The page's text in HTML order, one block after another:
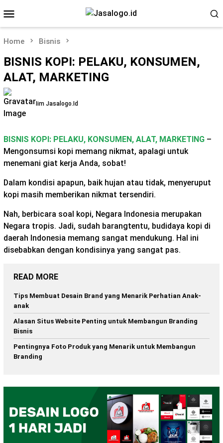
to
contentMenu
Home Bisnis
BISNIS KOPI: PELAKU, KONSUMEN,
ALAT, MARKETING
Iim Jasalogo.id
BISNIS KOPI: PELAKU, KONSUMEN, ALAT, MARKETING –
Mengonsumsi kopi memang nikmat, apalagi untuk
menemani giat kerja Anda, sobat!
Dalam kondisi apapun, baik hujan atau tidak, menyeruput
kopi masih memberikan nikmat tersendiri.
Nah, berbicara soal kopi, Negara Indonesia merupakan
Negara tropis. Jadi, sudah barangtentu, budidaya kopi di
daerah Indonesia memang sangat mendukung. Hal ini
disebabkan dengan kondisinya yang sangat pas.
READ MORE
Tips Membuat Desain Brand yang Menarik Perhatian Anak-
anak
Alasan Situs Website Penting untuk Membangun Branding
Bisnis
Pentingnya Foto Produk yang Menarik untuk Membangun
Branding